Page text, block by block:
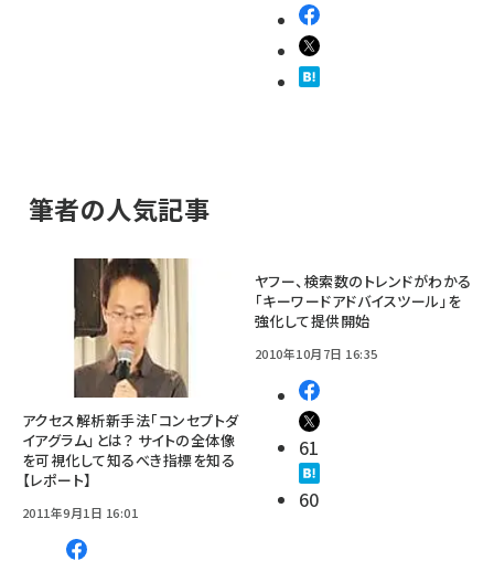
筆者の人気記事
アクセス解析新手法「コンセプトダ
イアグラム」とは？ サイトの全体像
を可視化して知るべき指標を知る
【レポート】
2011年9月1日 16:01
ヤフー、検索数のトレンドがわかる
「キーワードアドバイスツール」を
強化して提供開始
2010年10月7日 16:35
61
60